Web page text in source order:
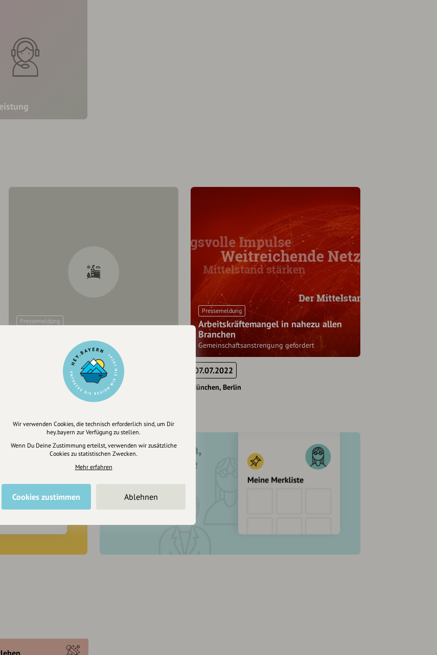
Pressemeldung
100% Schaulust am 21. Dezember
Pressemeldung
Arbeitskräftemangel in nahezu allen
Branchen
Gemeinschaftsanstrengung gefordert
07.07.2022
München Berlin
Registriere dich,
um dir Einträge
Wir verwenden Cookies, die technisch erforderlich sind, um Dir
hey.bayern zur Verfügung zu stellen.
Wenn Du Deine Zustimmung erteilst, verwenden wir zusätzliche
Cookies zu statistischen Zwecken.
Mehr erfahren
Cookies zustimmen Ablehnen